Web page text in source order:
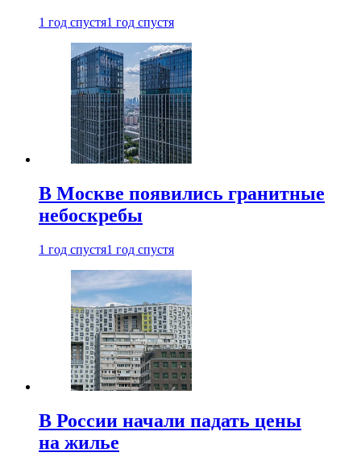
1 год спустя1 год спустя
В Москве появились гранитные
небоскребы
1 год спустя1 год спустя
В России начали падать цены
на жилье